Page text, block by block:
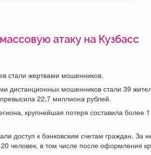
атаку на Кузбасс
стали жертвами мошенников.
дистанционных мошенников стали 39
22,7 миллиона рублей.
крупнейшая потеря составила более
доступ к банковским счетам граждан. За
человек, в том числе после оформления